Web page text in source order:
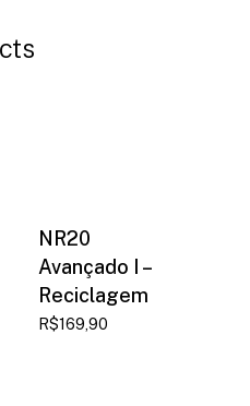
NR20
Avançado I –
Reciclagem
R$169,90